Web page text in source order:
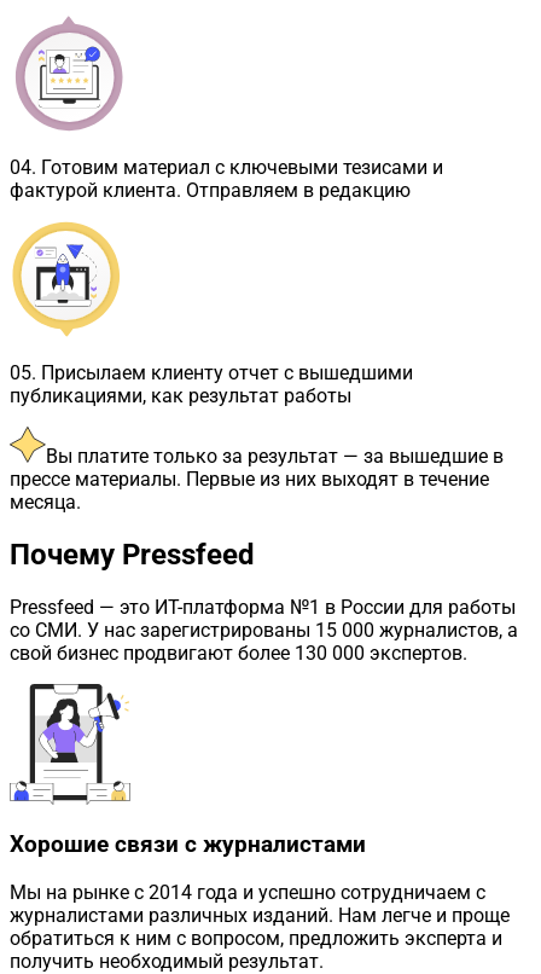
04. Готовим материал с ключевыми тезисами и
фактурой клиента. Отправляем в редакцию
05. Присылаем клиенту отчет с вышедшими
публикациями, как результат работы
Вы платите только за результат — за вышедшие в
прессе материалы. Первые из них выходят в течение
месяца.
Почему Pressfeed
Pressfeed — это ИТ-платформа №1 в России для работы
со СМИ. У нас зарегистрированы 15 000 журналистов, а
свой бизнес продвигают более 130 000 экспертов.
Хорошие связи с журналистами
Мы на рынке с 2014 года и успешно сотрудничаем с
журналистами различных изданий. Нам легче и проще
обратиться к ним с вопросом, предложить эксперта и
получить необходимый результат.